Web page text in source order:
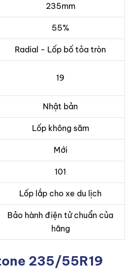
235mm
55%
Radial - Lốp bố tỏa tròn
19
Nhật bản
Lốp không săm
Mới
101
Lốp lắp cho xe du lịch
Bảo hành điện tử chuẩn của
hãng
235/55R19